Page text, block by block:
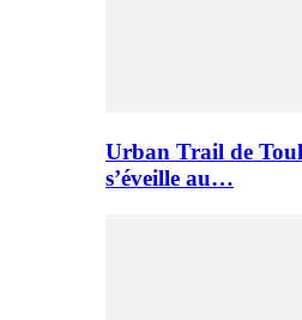
Urban Trail de
s’éveille au…